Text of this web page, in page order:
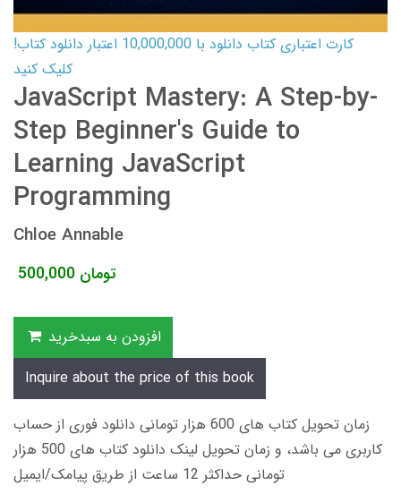
کارت اعتباری کتاب دانلود با 10,000,000 اعتبار دانلود کتاب!
کلیک کنید
JavaScript Mastery: A Step-by-
Step Beginner's Guide to
Learning JavaScript
Programming
Chloe Annable
500,000 تومان
افزودن به سبدخرید
Inquire about the price of this book
زمان تحویل کتاب های 600 هزار تومانی دانلود فوری از حساب
کاربری می باشد، و زمان تحویل لینک دانلود کتاب های 500 هزار
تومانی حداکثر 12 ساعت از طریق پیامک/ایمیل